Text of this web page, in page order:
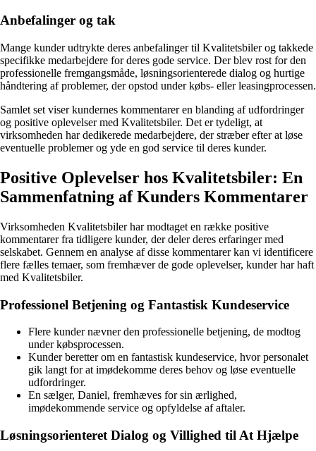
Anbefalinger og tak
Mange kunder udtrykte deres anbefalinger til Kvalitetsbiler og takkede
specifikke medarbejdere for deres gode service. Der blev rost for den
professionelle fremgangsmåde, løsningsorienterede dialog og hurtige
håndtering af problemer, der opstod under købs- eller leasingprocessen.
Samlet set viser kundernes kommentarer en blanding af udfordringer
og positive oplevelser med Kvalitetsbiler. Det er tydeligt, at
virksomheden har dedikerede medarbejdere, der stræber efter at løse
eventuelle problemer og yde en god service til deres kunder.
Positive Oplevelser hos Kvalitetsbiler: En
Sammenfatning af Kunders Kommentarer
Virksomheden Kvalitetsbiler har modtaget en række positive
kommentarer fra tidligere kunder, der deler deres erfaringer med
selskabet. Gennem en analyse af disse kommentarer kan vi identificere
flere fælles temaer, som fremhæver de gode oplevelser, kunder har haft
med Kvalitetsbiler.
Professionel Betjening og Fantastisk Kundeservice
Flere kunder nævner den professionelle betjening, de modtog
under købsprocessen.
Kunder beretter om en fantastisk kundeservice, hvor personalet
gik langt for at imødekomme deres behov og løse eventuelle
udfordringer.
En sælger, Daniel, fremhæves for sin ærlighed,
imødekommende service og opfyldelse af aftaler.
Løsningsorienteret Dialog og Villighed til At Hjælpe